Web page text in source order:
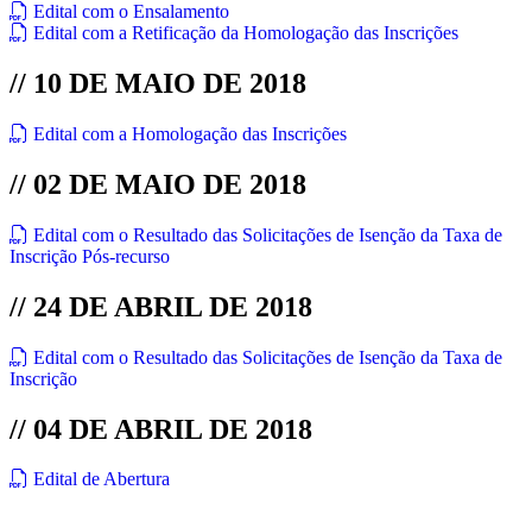
Edital com o Ensalamento
Edital com a Retificação da Homologação das Inscrições
// 10 DE MAIO DE 2018
Edital com a Homologação das Inscrições
// 02 DE MAIO DE 2018
Edital com o Resultado das Solicitações de Isenção da Taxa de
Inscrição Pós-recurso
// 24 DE ABRIL DE 2018
Edital com o Resultado das Solicitações de Isenção da Taxa de
Inscrição
// 04 DE ABRIL DE 2018
Edital de Abertura